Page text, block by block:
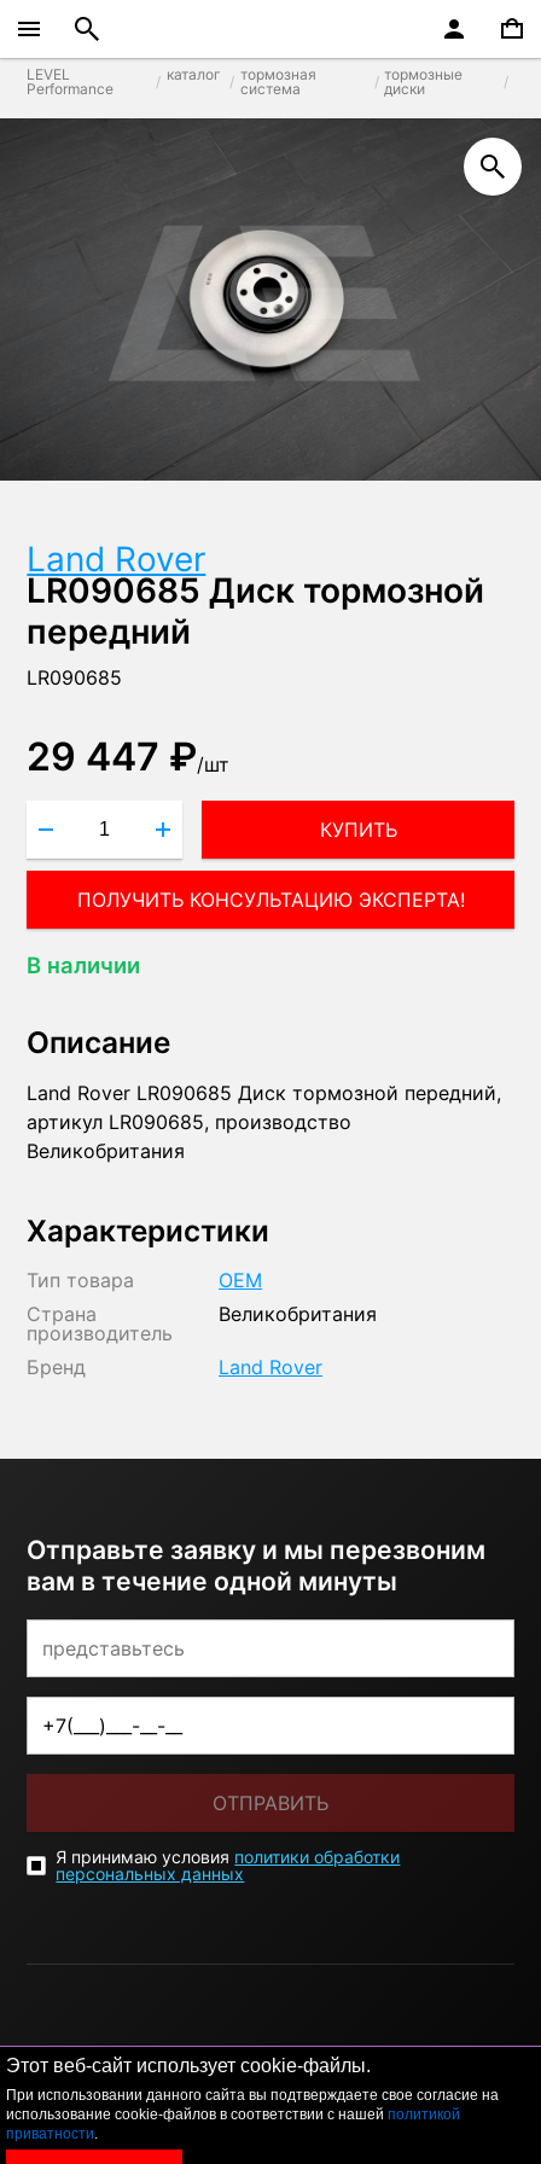
Этот веб-сайт использует cookie-файлы.
При использовании данного сайта вы подтверждаете свое согласие на
использование cookie-файлов в соответствии с нашей политикой
приватности.
LEVEL
Performance
каталог
тормозная
система
тормозные
диски
Land Rover
LR090685 Диск тормозной
передний
LR090685
29 447 ₽/шт
КУПИТЬ
ПОЛУЧИТЬ КОНСУЛЬТАЦИЮ ЭКСПЕРТА!
В наличии
Описание
Land Rover LR090685 Диск тормозной передний,
артикул LR090685, производство
Великобритания
Характеристики
Тип товара
OEM
Страна
производитель
Великобритания
Бренд Land Rover
Отправьте заявку и мы перезвоним
вам в течение одной минуты
ОТПРАВИТЬ
Я принимаю условия политики обработки
персональных данных
© 2026 LEVEL+7 495 1207767
Данный сайт носит исключительно информационный
характер, и ни при каких условиях, информационные
материалы и цены, размещенные на сайте, не являются